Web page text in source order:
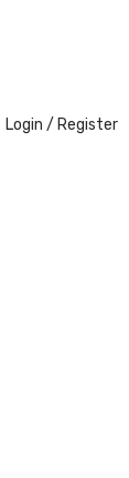
Login / Register